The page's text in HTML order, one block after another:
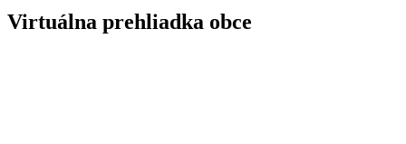
Virtuálna prehliadka obce